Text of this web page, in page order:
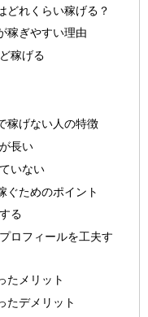
どれくらい稼げる？
稼ぎやすい理由
稼げる
稼げない人の特徴
長い
いない
ぐためのポイント
る
ロフィールを工夫す
たメリット
たデメリット